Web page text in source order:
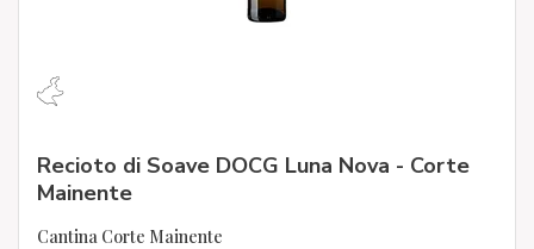
Recioto di Soave DOCG Luna Nova - Corte
Mainente
Cantina Corte Mainente